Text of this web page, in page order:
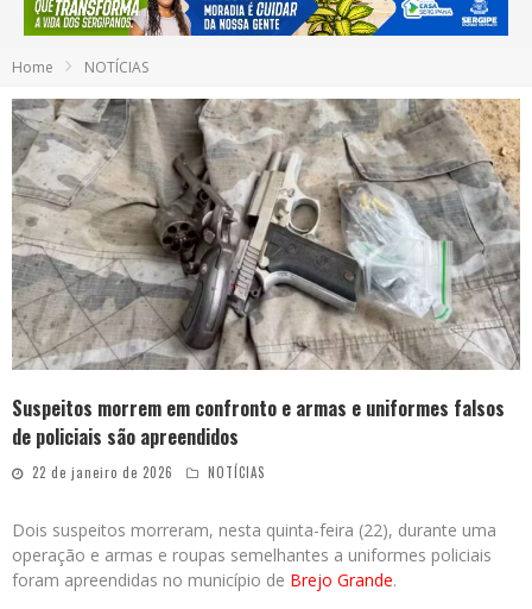
Home NOTÍCIAS
Suspeitos morrem em confronto e armas e uniformes falsos
de policiais são apreendidos
22 de janeiro de 2026 NOTÍCIAS
Dois suspeitos morreram, nesta quinta-feira (22), durante uma
operação e armas e roupas semelhantes a uniformes policiais
foram apreendidas no município de Brejo Grande.